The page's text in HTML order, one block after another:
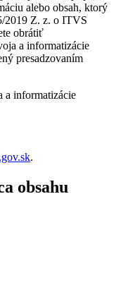
alebo obsah, ktorý
2019 Z. z. o ITVS
obrátiť
a informatizácie
presadzovaním
a informatizácie
.
obsahu